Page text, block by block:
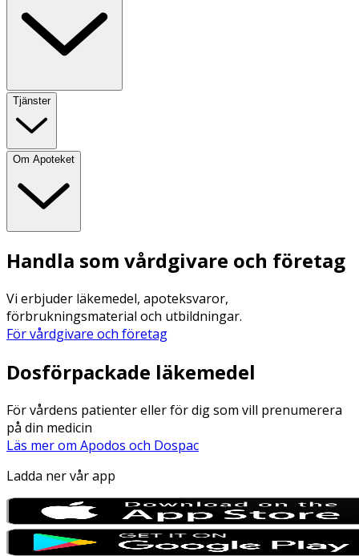
Tjänster
Om Apoteket
Handla som vårdgivare och företag
Vi erbjuder läkemedel, apoteksvaror,
förbrukningsmaterial och utbildningar.
För vårdgivare och företag
Dosförpackade läkemedel
För vårdens patienter eller för dig som vill prenumerera
på din medicin
Läs mer om Apodos och Dospac
Ladda ner vår app